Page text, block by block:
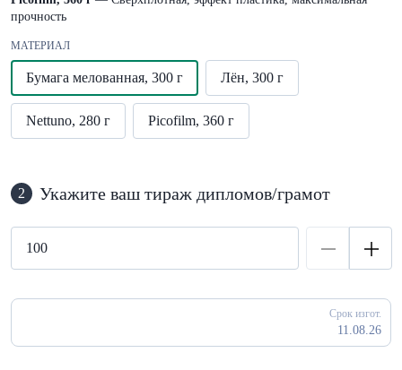
прочность
МАТЕРИАЛ
Бумага мелованная, 300 г Лён, 300 г
Nettuno, 280 г Picofilm, 360 г
2 Укажите ваш тираж дипломов/грамот
Срок изгот.
11.08.26